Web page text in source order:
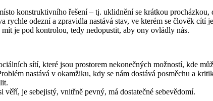
konstruktivního řešení – tj. uklidnění se krátkou
odezní a zpravidla nastává stav, ve kterém se člověk cítí
je pod kontrolou, tedy nedopustit, aby ony ovládly nás.
sítí, které jsou prostorem nekonečných možností, kde
nastává v okamžiku, kdy se nám dostává posměchu a
je sebejistý, vnitřně pevný, má dostatečné sebevědomí.